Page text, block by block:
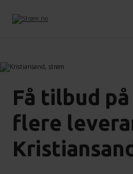
Få tilbud
flere
Kristiansand